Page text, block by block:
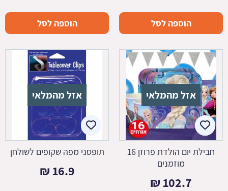
הוספה לסל הוספה לסל
אזל מהמלאי
חבילת יום הולדת פרוזן 16
מוזמנים
102.7
₪
אזל מהמלאי
תופסני מפה שקופים לשולחן
16.9
₪